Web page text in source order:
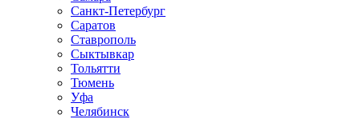
Санкт-Петербург
Саратов
Ставрополь
Сыктывкар
Тольятти
Тюмень
Уфа
Челябинск